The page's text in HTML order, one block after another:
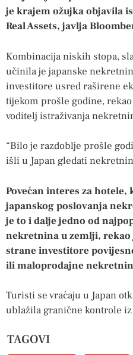
je krajem ožujka objavila
Real Assets, javlja
Kombinacija niskih stopa,
učinila je japanske
investitore usred raširene
tijekom prošle godine,
voditelj istraživanja
“Bilo je razdoblje prošle
išli u Japan gledati
Povećan interes za
japanskog poslovanja
je to i dalje jedno od
nekretnina u zemlji, rekao
strane investitore
ili maloprodajne
Turisti se vraćaju u Japan
ublažila granične kontrole
TAGOVI